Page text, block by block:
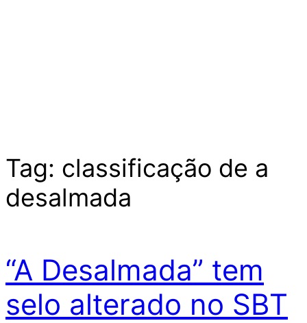
Tag: classificação de a
desalmada
“A Desalmada” tem
selo alterado no SBT